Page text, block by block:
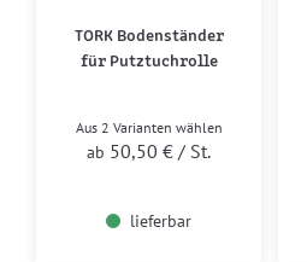
TORK Bodenständer
für Putztuchrolle
Aus 2 Varianten wählen
ab 50,50 € / St.
lieferbar